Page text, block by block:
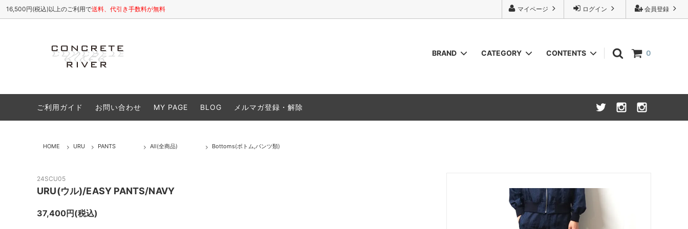
会員登録
ログイン
マイページ
16,500円(税込)以上のご利用で送料、代引き手数料が無料
0
BRAND
cheeba cheeba records VIVIFY
CATEGORY
Cutsew(カットソー) Shirts(シャツ) Bottoms(ボトム,パンツ類)
Accessory(アクセサリー) Goods(グッズ)
26A/W
CONTENTS
ご利用ガイド お問い合わせ MY PAGE BLOG メルマガ登録・解除
HOME URU PANTS All(全商品) Bottoms(ボトム,パンツ類)
24SCU05
URU(ウル)/EASY PANTS/NAVY
37,400円(税込)